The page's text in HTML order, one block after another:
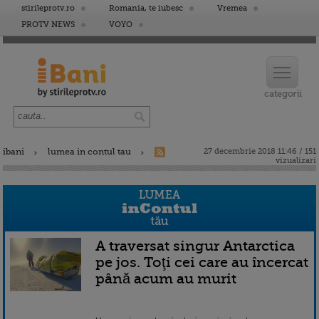
stirileprotv.ro Romania, te iubesc
Vremea
PROTV NEWS
VOYO
ibani lumea in contul tau
27 decembrie 2018 11:46 / 151
vizualizari
A traversat singur Antarctica
pe jos. Toţi cei care au încercat
până acum au murit